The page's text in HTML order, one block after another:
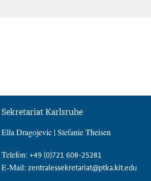
Sekretariat Karlsruhe
Ella Dragojevic | Stefanie Theisen
Telefon: +49 (0)721 608-25281
E-Mail: zentralessekretariat@ptka.kit.edu